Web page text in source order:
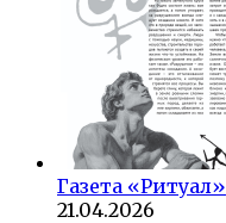
Газета «Ритуал»
21.04.2026